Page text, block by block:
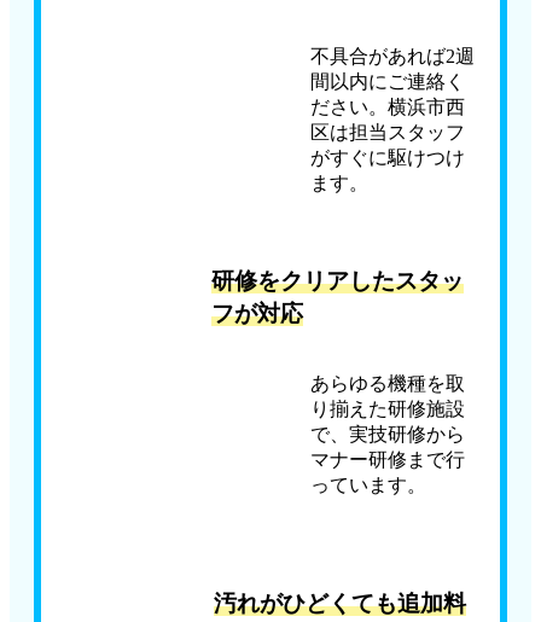
不具合があれば2週
間以内にご連絡く
ださい。横浜市西
区は担当スタッフ
がすぐに駆けつけ
ます。
研修をクリアしたスタッ
フが対応
あらゆる機種を取
り揃えた研修施設
で、実技研修から
マナー研修まで行
っています。
汚れがひどくても追加料